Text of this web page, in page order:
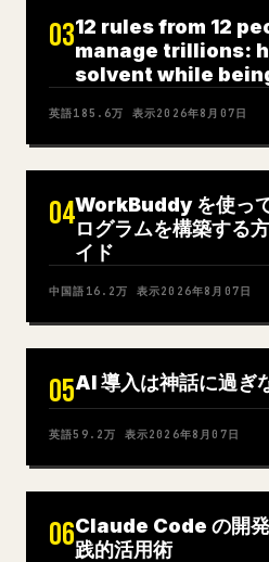
0312 rules from 12
manage trillions:
solvent while
英語185.6万 表示2026年8月07日
04WorkBuddy を使っ
ログラムを構築する
イド
中国語 16.2万 表示2026年8月07日
05AI 導入は神話に過ぎ
英語59.2万 表示2026年8月07日
06Claude Code の開
践的活用術